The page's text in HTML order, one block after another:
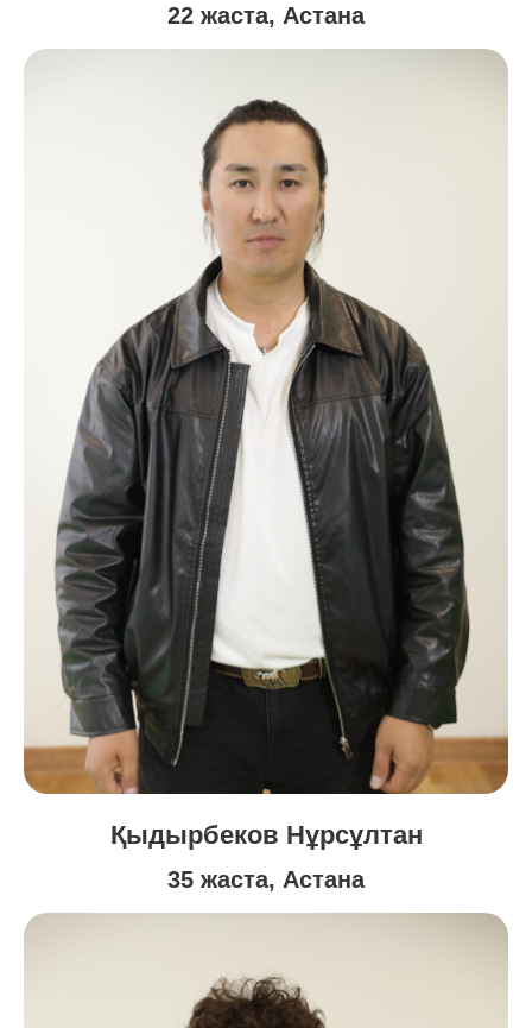
22 жаста, Астана
Қыдырбеков Нұрсұлтан
35 жаста, Астана